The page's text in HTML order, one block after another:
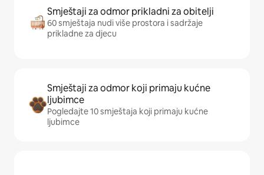
Smještaji za odmor prikladni za obitelji
60 smještaja nudi više prostora i sadržaje
prikladne za djecu
Smještaji za odmor koji primaju kućne
ljubimce
Pogledajte 10 smještaja koji primaju kućne
ljubimce